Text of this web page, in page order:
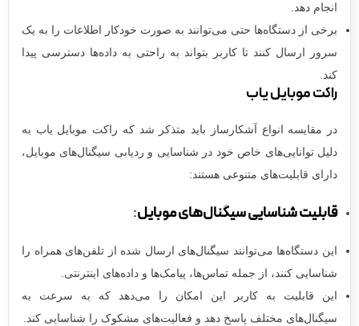
انجام دهد.
برخی از دستگاه‌ها حتی می‌توانند به صورت خودکار اطلاعات را به یک
سرور ارسال کنند تا کاربر بتواند به راحتی به داده‌ها دسترسی پیدا
کند.
راکت موبایل یاب
در مقایسه‌ انواع آشکارساز باید متذکر شد که راکت‌ موبایل یاب به
دلیل توانایی‌های خاص خود در شناسایی و ردیابی سیگنال‌های موبایل،
دارای قابلیت‌های متنوعی هستند:
قابلیت شناسایی سیگنال‌های موبایل:
این دستگاه‌ها می‌توانند سیگنال‌های ارسال شده از تلفن‌های همراه را
شناسایی کنند، از جمله تماس‌ها، پیامک‌ها و داده‌های اینترنتی.
این قابلیت به کاربر این امکان را می‌دهد که به سرعت به
سیگنال‌های مختلف پاسخ دهد و فعالیت‌های مشکوک را شناسایی کند.